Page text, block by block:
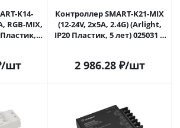
K14-
RGB-MIX,
5
/шт
Контроллер SMART-K21-MIX
(12-24V, 2x5A, 2.4G) (Arlight,
IP20 Пластик, 5 лет) 025031 в
2 986.28₽/шт